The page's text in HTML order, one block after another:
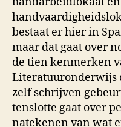
bestaat er hier in
maar dat gaat over
de tien kenmerken
Literatuuronderwijs
zelf schrijven
tenslotte gaat over
natekenen van wat